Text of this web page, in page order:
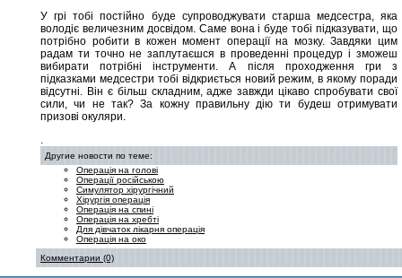
У грі тобі постійно буде супроводжувати старша медсестра, яка
володіє величезним досвідом. Саме вона і буде тобі підказувати, що
потрібно робити в кожен момент операції на мозку. Завдяки цим
радам ти точно не заплутаєшся в проведенні процедур і зможеш
вибирати потрібні інструменти. А після проходження гри з
підказками медсестри тобі відкриється новий режим, в якому поради
відсутні. Він є більш складним, адже завжди цікаво спробувати свої
сили, чи не так? За кожну правильну дію ти будеш отримувати
призові окуляри.
.
Другие новости по теме:
Операція на голові
Операції російською
Симулятор хірургічний
Хірургія операція
Операція на спині
Операція на хребті
Для дівчаток лікарня операція
Операція на око
Комментарии (0)